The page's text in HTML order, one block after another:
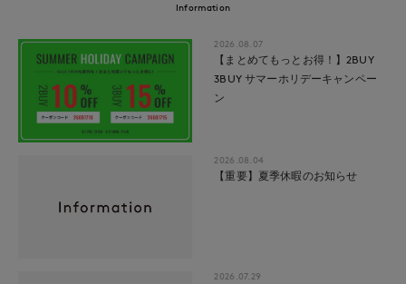
Information
2026.08.07
【まとめてもっとお得！】2BUY
3BUY サマーホリデーキャンペー
ン
2026.08.04
【重要】夏季休暇のお知らせ
2026.07.29